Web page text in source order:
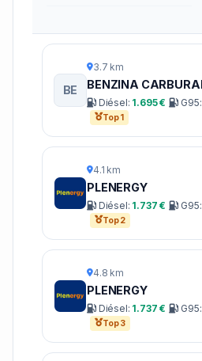
BE
3.7 km
Diésel: 1.695 € G95:
Top 1
4.1 km
PLENERGY
Diésel: 1.737 € G95:
Top 2
4.8 km
PLENERGY
Diésel: 1.737 € G95:
Top 3